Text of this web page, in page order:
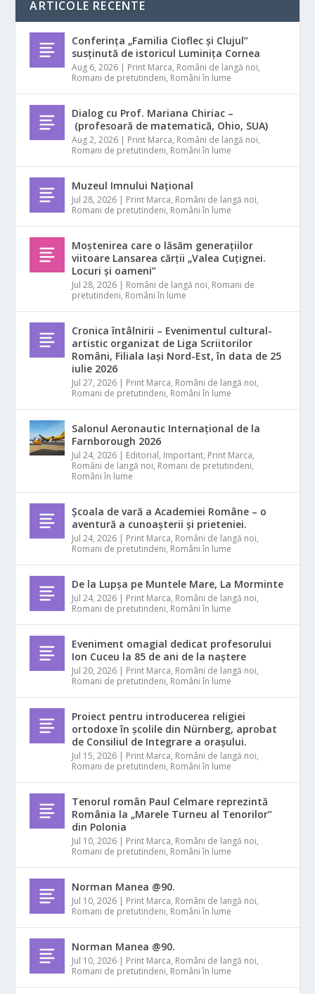
ARTICOLE RECENTE
Conferința „Familia Cioflec și Clujul”
susținută de istoricul Luminița Cornea
Aug 6, 2026 | Print Marca, Români de langă noi,
Romani de pretutindeni, Români în lume
Dialog cu Prof. Mariana Chiriac –
(profesoară de matematică, Ohio, SUA)
Aug 2, 2026 | Print Marca, Români de langă noi,
Romani de pretutindeni, Români în lume
Muzeul Imnului Național
Jul 28, 2026 | Print Marca, Români de langă noi,
Romani de pretutindeni, Români în lume
Moștenirea care o lăsăm generațiilor
viitoare Lansarea cărții „Valea Cuțignei.
Locuri și oameni”
Jul 28, 2026 | Români de langă noi, Romani de
pretutindeni, Români în lume
Cronica întâlnirii – Evenimentul cultural-
artistic organizat de Liga Scriitorilor
Români, Filiala Iași Nord-Est, în data de 25
iulie 2026
Jul 27, 2026 | Print Marca, Români de langă noi,
Romani de pretutindeni, Români în lume
Salonul Aeronautic Internațional de la
Farnborough 2026
Jul 24, 2026 | Editorial, Important, Print Marca,
Români de langă noi, Romani de pretutindeni,
Români în lume
Școala de vară a Academiei Române – o
aventură a cunoașterii și prieteniei.
Jul 24, 2026 | Print Marca, Români de langă noi,
Romani de pretutindeni, Români în lume
De la Lupșa pe Muntele Mare, La Morminte
Jul 24, 2026 | Print Marca, Români de langă noi,
Romani de pretutindeni, Români în lume
Eveniment omagial dedicat profesorului
Ion Cuceu la 85 de ani de la naștere
Jul 20, 2026 | Print Marca, Români de langă noi,
Romani de pretutindeni, Români în lume
Proiect pentru introducerea religiei
ortodoxe în școlile din Nürnberg, aprobat
de Consiliul de Integrare a orașului.
Jul 15, 2026 | Print Marca, Români de langă noi,
Romani de pretutindeni, Români în lume
Tenorul român Paul Celmare reprezintă
România la „Marele Turneu al Tenorilor”
din Polonia
Jul 10, 2026 | Print Marca, Români de langă noi,
Romani de pretutindeni, Români în lume
Norman Manea @90.
Jul 10, 2026 | Print Marca, Români de langă noi,
Romani de pretutindeni, Români în lume
Norman Manea @90.
Jul 10, 2026 | Print Marca, Români de langă noi,
Romani de pretutindeni, Români în lume